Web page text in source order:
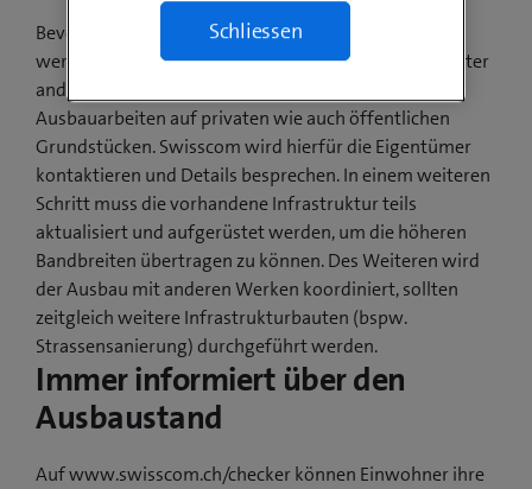
Bevor ab Frühling 2021 die Glasfaserkabel verlegt
werden, sind noch Vorarbeiten nötig. Dazu gehört unter
anderem das Einholen der Bewilligung für die
Ausbauarbeiten auf privaten wie auch öffentlichen
Grundstücken. Swisscom wird hierfür die Eigentümer
kontaktieren und Details besprechen. In einem weiteren
Schritt muss die vorhandene Infrastruktur teils
aktualisiert und aufgerüstet werden, um die höheren
Bandbreiten übertragen zu können. Des Weiteren wird
der Ausbau mit anderen Werken koordiniert, sollten
zeitgleich weitere Infrastrukturbauten (bspw.
Strassensanierung) durchgeführt werden.
Immer informiert über den
Ausbaustand
Auf www.swisscom.ch/checker können Einwohner ihre
Schliessen